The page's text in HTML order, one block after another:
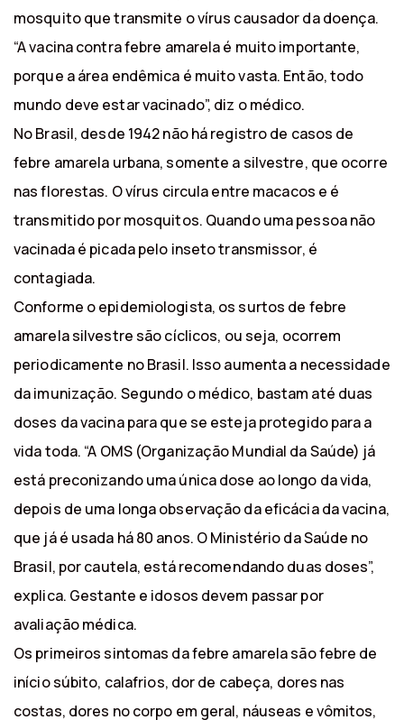
mosquito que transmite o vírus causador da doença.
“A vacina contra febre amarela é muito importante,
porque a área endêmica é muito vasta. Então, todo
mundo deve estar vacinado”, diz o médico.
No Brasil, desde 1942 não há registro de casos de
febre amarela urbana, somente a silvestre, que ocorre
nas florestas. O vírus circula entre macacos e é
transmitido por mosquitos. Quando uma pessoa não
vacinada é picada pelo inseto transmissor, é
contagiada.
Conforme o epidemiologista, os surtos de febre
amarela silvestre são cíclicos, ou seja, ocorrem
periodicamente no Brasil. Isso aumenta a necessidade
da imunização. Segundo o médico, bastam até duas
doses da vacina para que se esteja protegido para a
vida toda. “A OMS (Organização Mundial da Saúde) já
está preconizando uma única dose ao longo da vida,
depois de uma longa observação da eficácia da vacina,
que já é usada há 80 anos. O Ministério da Saúde no
Brasil, por cautela, está recomendando duas doses”,
explica. Gestante e idosos devem passar por
avaliação médica.
Os primeiros sintomas da febre amarela são febre de
início súbito, calafrios, dor de cabeça, dores nas
costas, dores no corpo em geral, náuseas e vômitos,